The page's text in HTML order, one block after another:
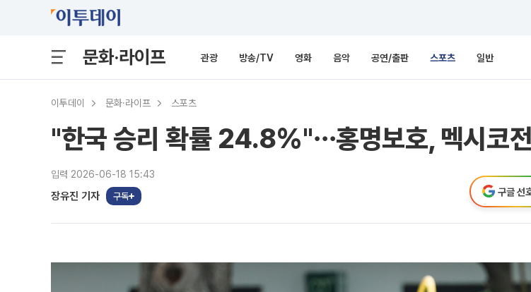
문화·라이프 관광 방송/TV 영화 음악 공연/출판 스포츠 일반
이투데이 문화·라이프 스포츠
"한국 승리 확률 24.8%"⋯홍명보호, 멕시코
입력 2026-06-18 15:43
장유진 기자 구독 구글 선